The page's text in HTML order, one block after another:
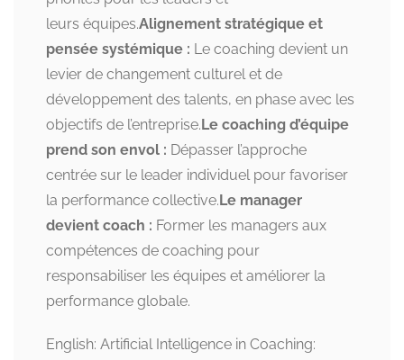
leurs équipes.Alignement stratégique et
pensée systémique : Le coaching devient un
levier de changement culturel et de
développement des talents, en phase avec les
objectifs de l’entreprise.Le coaching d’équipe
prend son envol : Dépasser l’approche
centrée sur le leader individuel pour favoriser
la performance collective.Le manager
devient coach : Former les managers aux
compétences de coaching pour
responsabiliser les équipes et améliorer la
performance globale.
English: Artificial Intelligence in Coaching: